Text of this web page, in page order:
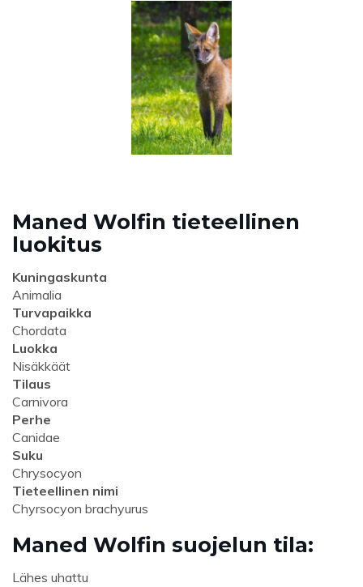
Maned Wolfin tieteellinen
luokitus
Kuningaskunta
Animalia
Turvapaikka
Chordata
Luokka
Nisäkkäät
Tilaus
Carnivora
Perhe
Canidae
Suku
Chrysocyon
Tieteellinen nimi
Chyrsocyon brachyurus
Maned Wolfin suojelun tila:
Lähes uhattu